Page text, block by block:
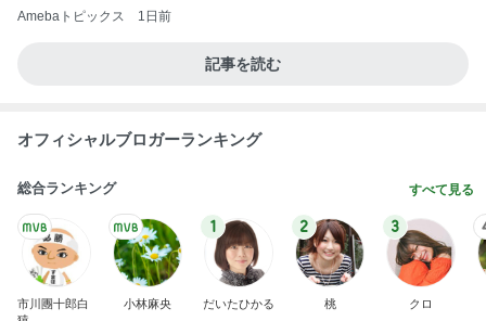
Amebaトピックス 1日前
記事を読む
オフィシャルブロガーランキング
総合ランキング すべて見る
市川團十郎白
小林麻央
1
だいたひかる
2
桃
3
クロ